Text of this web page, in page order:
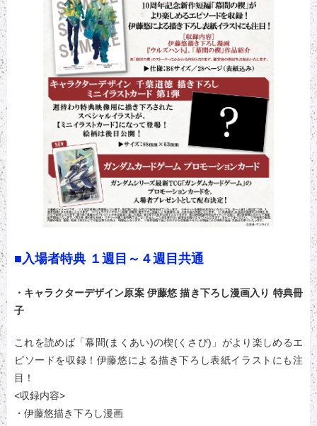
■入場者特典 １週目～４週目共通
・キャラクターデザイン原案 伊藤悠 描き下ろし漫画入り 特典冊
子
これを読めば「幕間(まくあい)の楔(くさび)」がより楽しめるエ
ピソードを収録！伊藤悠による描き下ろし表紙イラストにも注
目！
<収録内容>
・伊藤悠描き下ろし漫画